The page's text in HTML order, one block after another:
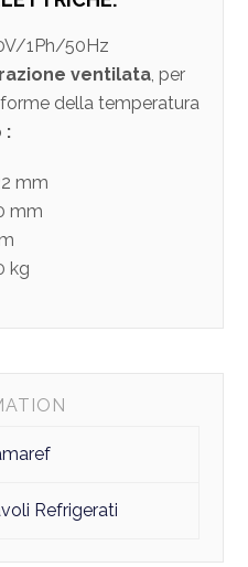
1Ph/50Hz
ventilata , per
della temperatura
:
mm
mm
kg
Refrigerati